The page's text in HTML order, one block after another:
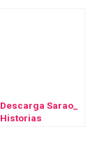
Descarga Sarao_
Historias